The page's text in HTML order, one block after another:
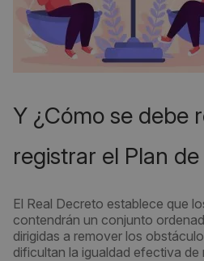
Y ¿Cómo se debe
registrar el Plan
El Real Decreto establece que
contendrán un conjunto
dirigidas a remover los
dificultan la igualdad efectiva de